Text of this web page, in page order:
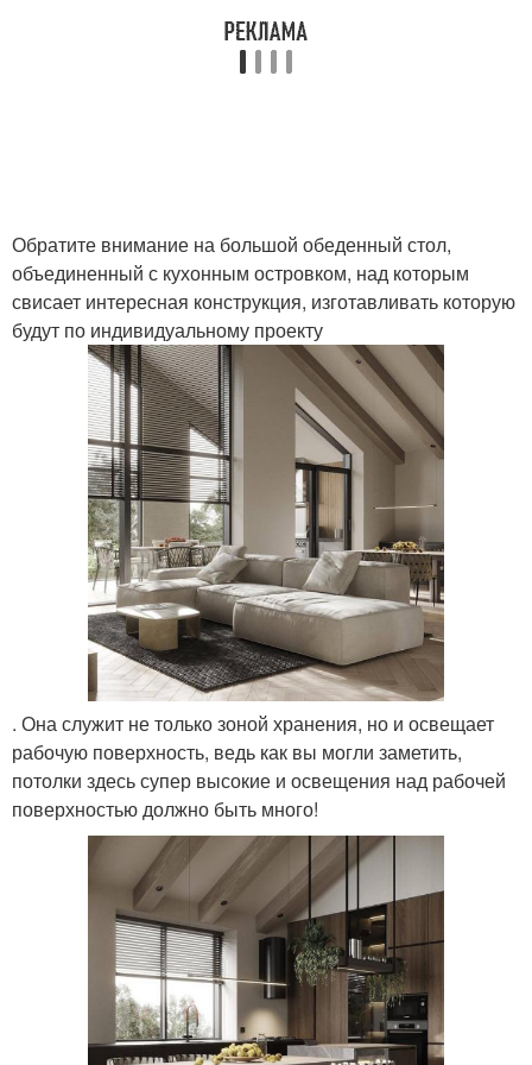
Обратите внимание на большой обеденный стол,
объединенный с кухонным островком, над которым
свисает интересная конструкция, изготавливать которую
будут по индивидуальному проекту
. Она служит не только зоной хранения, но и освещает
рабочую поверхность, ведь как вы могли заметить,
потолки здесь супер высокие и освещения над рабочей
поверхностью должно быть много!